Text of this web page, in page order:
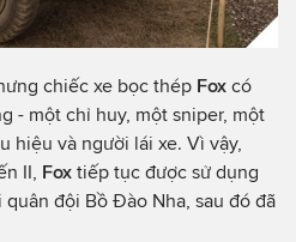
chiếc xe bọc thép Fox có
- một chỉ huy, một sniper, một
hiệu và người lái xe. Vì vậy,
II, Fox tiếp tục được sử dụng
đội Bồ Đào Nha, sau đó đã